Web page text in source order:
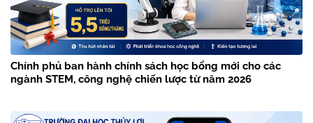
Chính phủ ban hành chính sách học bổng mới cho các
ngành STEM, công nghệ chiến lược từ năm 2026